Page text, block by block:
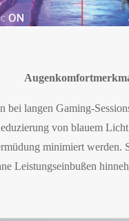
bei langen Gaming-
von blauem
minimiert werden.
Leistungseinbußen